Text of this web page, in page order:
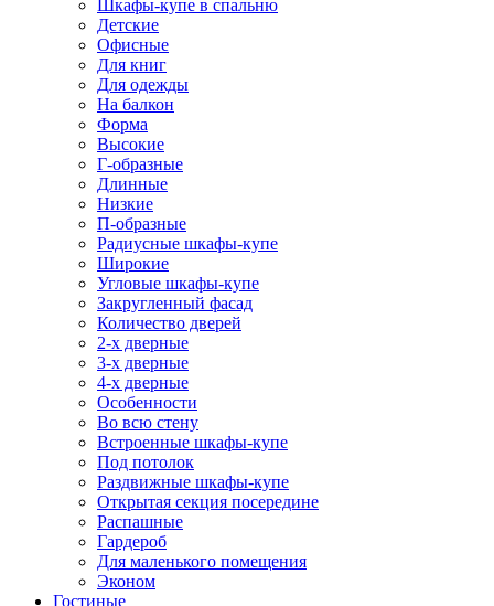
Шкафы-купе в спальню
Детские
Офисные
Для книг
Для одежды
На балкон
Форма
Высокие
Г-образные
Длинные
Низкие
П-образные
Радиусные шкафы-купе
Широкие
Угловые шкафы-купе
Закругленный фасад
Количество дверей
2-х дверные
3-х дверные
4-х дверные
Особенности
Во всю стену
Встроенные шкафы-купе
Под потолок
Раздвижные шкафы-купе
Открытая секция посередине
Распашные
Гардероб
Для маленького помещения
Эконом
Гостиные